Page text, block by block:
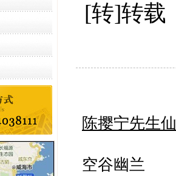
[转]转
陈撄宁先生
空谷幽兰